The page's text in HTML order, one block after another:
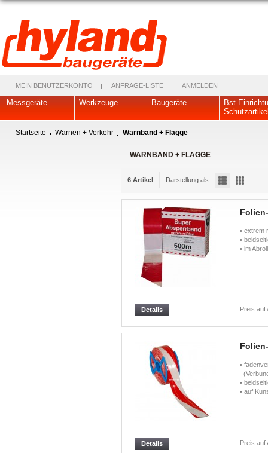
MEIN BENUTZERKONTO ANFRAGE-LISTE ANMELDEN
Messgeräte Werkzeuge Baugeräte
Bst-
Startseite Warnen + Verkehr Warnband + Flagge
WARNBAND + FLAGGE
6 Artikel Darstellung als:
• extrem
•
• im
Preis auf
Details
•
•
• auf
Preis auf
Details